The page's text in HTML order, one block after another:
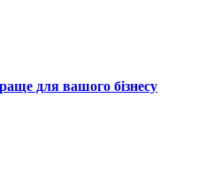
для вашого бізнесу